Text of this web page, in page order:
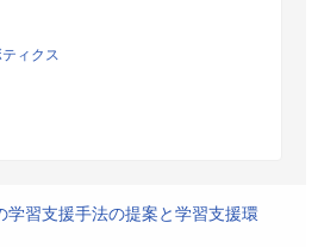
ィクス
学習支援手法の提案と学習支援環